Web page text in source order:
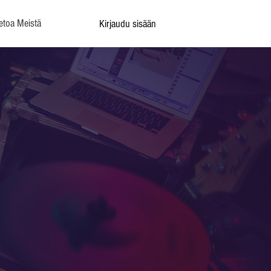
Meistä Kirjaudu sisään